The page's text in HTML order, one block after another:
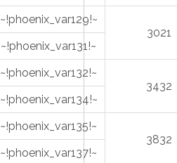
~!phoenix_var129!~
3021
~!phoenix_var131!~
~!phoenix_var132!~
3432
~!phoenix_var134!~
~!phoenix_var135!~
3832
~!phoenix_var137!~